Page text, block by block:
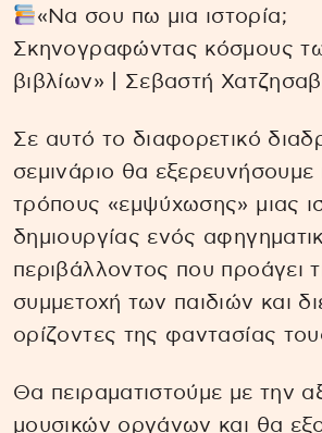
«Να σου πω μια ιστορία;
Σκηνογραφώντας κόσμους
βιβλίων» | Σεβαστή
Σε αυτό το διαφορετικό
σεμινάριο θα
τρόπους «εμψύχωσης» μιας
δημιουργίας ενός
περιβάλλοντος που προάγει
συμμετοχή των παιδιών και
ορίζοντες της φαντασίας
Θα πειραματιστούμε με την
μουσικών οργάνων και θα